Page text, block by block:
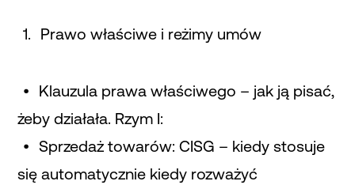
Prawo właściwe i reżimy umów
Klauzula prawa właściwego – jak ją pisać,
żeby działała. Rzym I:
Sprzedaż towarów: CISG – kiedy stosuje
się automatycznie kiedy rozważyć